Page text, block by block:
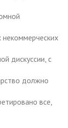
дискуссии, с
должно
все,